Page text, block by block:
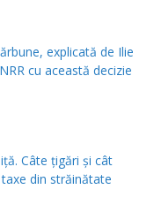
explicată de Ilie
cu această decizie
Câte țigări și cât
din străinătate